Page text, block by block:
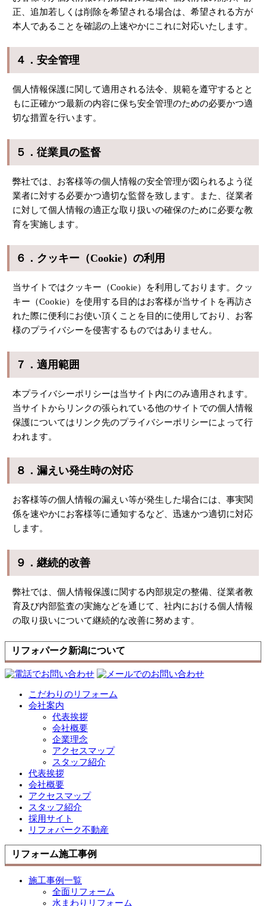
正、追加若しくは削除を希望される場合は、希望される方が
本人であることを確認の上速やかにこれに対応いたします。
４．安全管理
個人情報保護に関して適用される法令、規範を遵守するとと
もに正確かつ最新の内容に保ち安全管理のための必要かつ適
切な措置を行います。
５．従業員の監督
弊社では、お客様等の個人情報の安全管理が図られるよう従
業者に対する必要かつ適切な監督を致します。また、従業者
に対して個人情報の適正な取り扱いの確保のために必要な教
育を実施します。
６．クッキー（Cookie）の利用
当サイトではクッキー（Cookie）を利用しております。クッ
キー（Cookie）を使用する目的はお客様が当サイトを再訪さ
れた際に便利にお使い頂くことを目的に使用しており、お客
様のプライバシーを侵害するものではありません。
７．適用範囲
本プライバシーポリシーは当サイト内にのみ適用されます。
当サイトからリンクの張られている他のサイトでの個人情報
保護についてはリンク先のプライバシーポリシーによって行
われます。
８．漏えい発生時の対応
お客様等の個人情報の漏えい等が発生した場合には、事実関
係を速やかにお客様等に通知するなど、迅速かつ適切に対応
します。
９．継続的改善
弊社では、個人情報保護に関する内部規定の整備、従業者教
育及び内部監査の実施などを通じて、社内における個人情報
の取り扱いについて継続的な改善に努めます。
リフォパーク新潟について
こだわりのリフォーム
会社案内
代表挨拶
会社概要
企業理念
アクセスマップ
スタッフ紹介
代表挨拶
会社概要
アクセスマップ
スタッフ紹介
採用サイト
リフォパーク不動産
リフォーム施工事例
施工事例一覧
全面リフォーム
水まわりリフォーム